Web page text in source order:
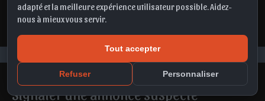
adapté et la meilleure expérience utilisateur possible. Aidez-
nous à mieux vous servir.
Tout accepter
Refuser Personnaliser
Contacter wandaloo.com™
Signaler une annonce suspecte